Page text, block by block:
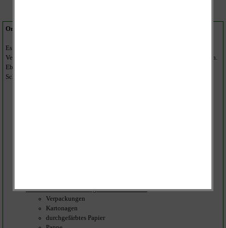
Organisatorisches:
Es wird darum gebeten, das Papier zu bündeln bzw. es in Kartons zur
Verfügung zu stellen. Bei verpacktem Papier sollte Folie usw. entfernt werden.
Ebenso wäre es wünschenswert wenn Aktendullies, Spiralbindungen oder
Schnellhefter im Vorfeld entfernt würden.
Was kann leider nicht angenommen werden?
Verpackungen
Kartonagen
durchgefärbtes Papier